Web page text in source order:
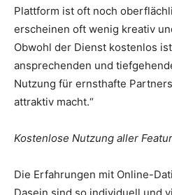
Plattform ist oft noch
erscheinen oft wenig kreativ
Obwohl der Dienst kostenlos
ansprechenden und
Nutzung für ernsthafte
attraktiv macht.“
Kostenlose Nutzung aller
Die Erfahrungen mit Online-